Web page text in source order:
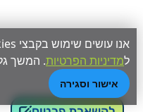
למדיניות הפרטיות. המשך
אישור וסגירה